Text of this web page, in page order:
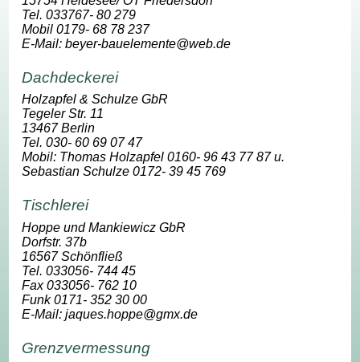
Tel. 033767- 80 279
Mobil 0179- 68 78 237
E-Mail: beyer-bauelemente@web.de
Dachdeckerei
Holzapfel & Schulze GbR
Tegeler Str. 11
13467 Berlin
Tel. 030- 60 69 07 47
Mobil: Thomas Holzapfel 0160- 96 43 77 87 u.
Sebastian Schulze 0172- 39 45 769
Tischlerei
Hoppe und Mankiewicz GbR
Dorfstr. 37b
16567 Schönfließ
Tel. 033056- 744 45
Fax 033056- 762 10
Funk 0171- 352 30 00
E-Mail: jaques.hoppe@gmx.de
Grenzvermessung